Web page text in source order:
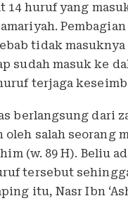
huruf yang
tidak
sudah masuk ke
terjaga
berlangsung dari
salah seorang
(w. 89 H). Beliu
tersebut
itu, Nasr Ibn